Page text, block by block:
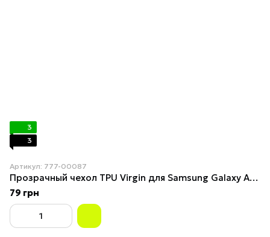
3
3
Артикул: 777-00087
Прозрачный чехол TPU Virgin для Samsung Galaxy A04
79 грн